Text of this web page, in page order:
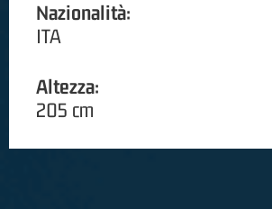
Nazionalità:
ITA
Altezza:
205 cm